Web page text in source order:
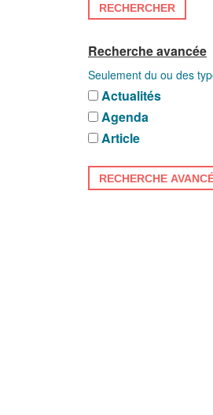
RECHERCHER
Recherche avancée
Seulement du ou des
Actualités
Agenda
Article
RECHERCHE